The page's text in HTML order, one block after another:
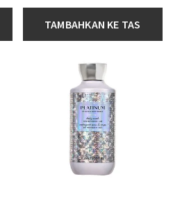
TAMBAHKAN KE TAS